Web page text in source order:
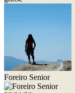
Foreiro Senior